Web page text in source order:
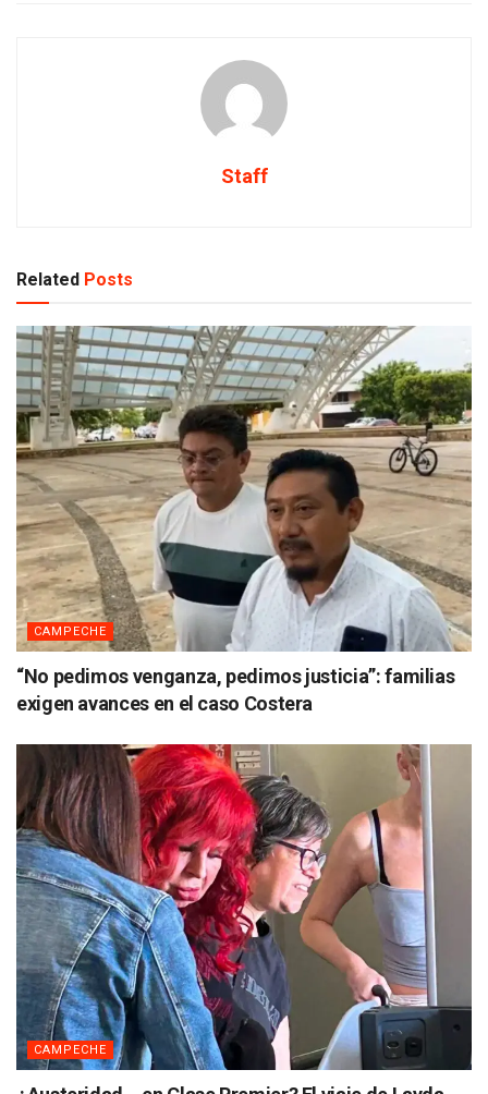
Staff
Related Posts
CAMPECHE
“No pedimos venganza, pedimos justicia”: familias
exigen avances en el caso Costera
CAMPECHE